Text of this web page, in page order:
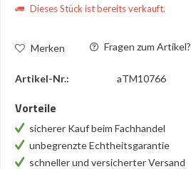
Dieses Stück ist bereits verkauft.
Merken Fragen zum Artikel?
Artikel-Nr.: aTM10766
Vorteile
sicherer Kauf beim Fachhandel
unbegrenzte Echtheitsgarantie
schneller und versicherter Versand